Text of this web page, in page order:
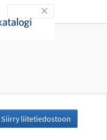
Toggle navigation
Siirry liitetiedostoon